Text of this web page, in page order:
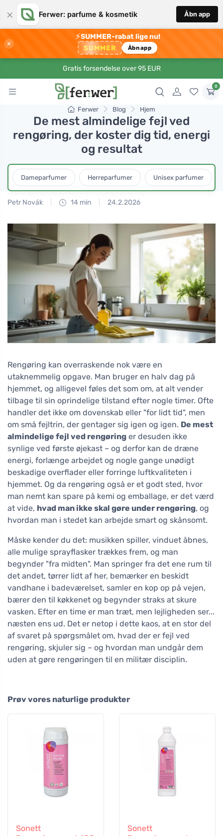
× Ferwer: parfume & kosmetik Åbn app
×
⚡SUMMER-rabat lige nu!
SUMMER Åbn app
Gratis forsendelse over 95 EUR
0
Ferwer Blog Hjem
De mest almindelige fejl ved
rengøring, der koster dig tid, energi
og resultat
Dameparfumer Herreparfumer Unisex parfumer
Petr Novák 14 min 24.2.2026
Rengøring kan overraskende nok være en
utaknemmelig opgave. Man bruger en halv dag på
hjemmet, og alligevel føles det som om, at alt vender
tilbage til sin oprindelige tilstand efter nogle timer. Ofte
handler det ikke om dovenskab eller "for lidt tid", men
om små fejltrin, der gentager sig igen og igen. De mest
almindelige fejl ved rengøring er desuden ikke
synlige ved første øjekast – og derfor kan de dræne
energi, forlænge arbejdet og nogle gange unødigt
beskadige overflader eller forringe luftkvaliteten i
hjemmet. Og da rengøring også er et godt sted, hvor
man nemt kan spare på kemi og emballage, er det værd
at vide, hvad man ikke skal gøre under rengøring, og
hvordan man i stedet kan arbejde smart og skånsomt.
Måske kender du det: musikken spiller, vinduet åbnes,
alle mulige sprayflasker trækkes frem, og man
begynder "fra midten". Man springer fra det ene rum til
det andet, tørrer lidt af her, bemærker en beskidt
vandhane i badeværelset, samler en kop op på vejen,
bærer den til køkkenet og begynder straks at skure
vasken. Efter en time er man træt, men lejligheden ser...
næsten ens ud. Det er netop i dette kaos, at en stor del
af svaret på spørgsmålet om, hvad der er fejl ved
rengøring, skjuler sig – og hvordan man undgår dem
uden at gøre rengøringen til en militær disciplin.
Prøv vores naturlige produkter
Sonett
Sonett